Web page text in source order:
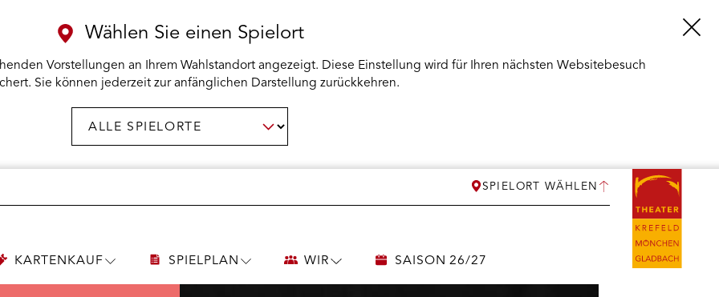
SPIELORT WÄHLEN
Wählen Sie einen Spielort
Vorstellungen an Ihrem Wahlstandort angezeigt. Diese Einstellung wird für Ihren nächsten Websitebesuch
Sie können jederzeit zur anfänglichen Darstellung zurückkehren.
KARTENKAUF UNTERMENÜSPIELPLAN UNTERMENÜ
WIR UNTERMENÜSAISON 26/27